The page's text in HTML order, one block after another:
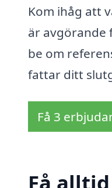
Kom ihåg att
är avgörande
be om
fattar ditt
Få 3